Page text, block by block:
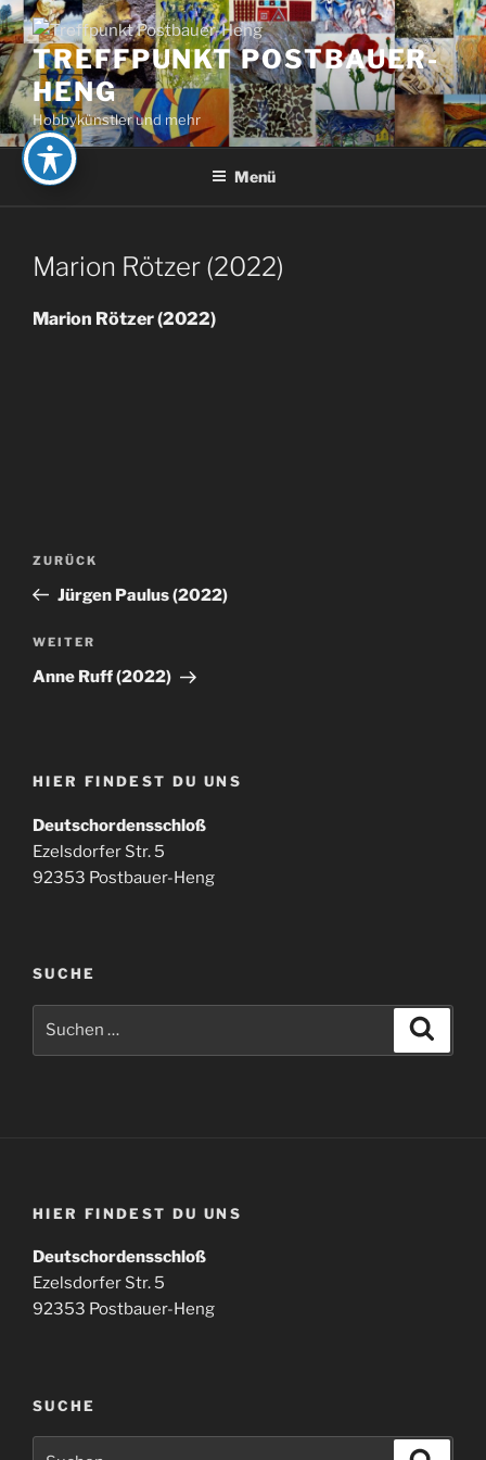
Zum
Inhalt
springenTREFFPUNKT POSTBAUER-
HENG
Hobbykünstler und mehr
Menü
Marion Rötzer (2022)
Marion Rötzer (2022)
Beitragsnavigation
Vorheriger
Beitrag
ZURÜCK
Jürgen Paulus (2022)
Nächster
Beitrag
WEITER
Anne Ruff (2022)
HIER FINDEST DU UNS
Deutschordensschloß
Ezelsdorfer Str. 5
92353 Postbauer-Heng
SUCHE
HIER FINDEST DU UNS
Deutschordensschloß
Ezelsdorfer Str. 5
92353 Postbauer-Heng
SUCHE